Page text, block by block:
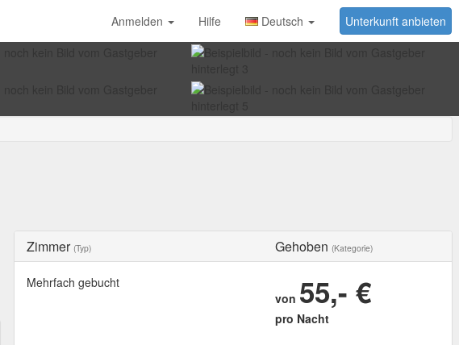
Unterkunft anbieten
Anmelden Hilfe
Deutsch
Zimmer (Typ) Gehoben (Kategorie)
Mehrfach gebucht
von 55,- €
pro Nacht